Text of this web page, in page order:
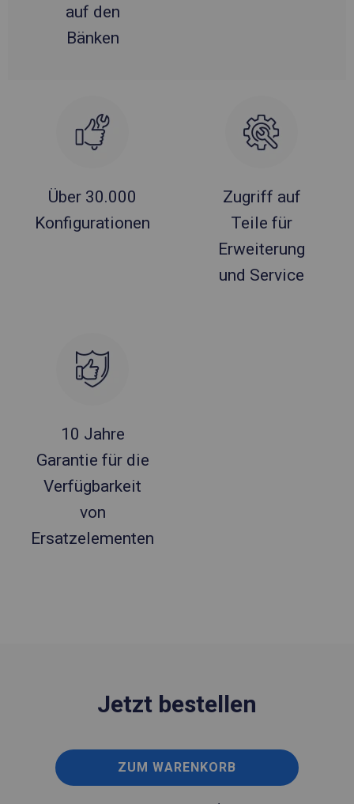
auf den
Bänken
Über 30.000
Konfigurationen
Zugriff auf
Teile für
Erweiterung
und Service
10 Jahre
Garantie für die
Verfügbarkeit
von
Ersatzelementen
Jetzt bestellen
ZUM WARENKORB